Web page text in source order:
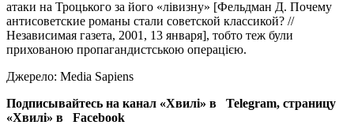
атаки на Троцького за його «лівизну» [Фельдман Д. Почему
антисоветские романы стали советской классикой? //
Независимая газета, 2001, 13 января], тобто теж були
прихованою пропагандистською операцією.
Джерело: Media Sapiens
Подписывайтесь на канал «Хвилі» в Telegram, страницу
«Хвилі» в Facebook